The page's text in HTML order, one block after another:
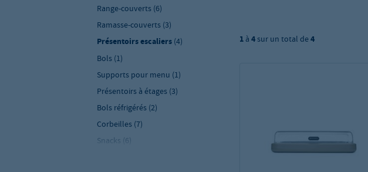
Range-couverts (6)
Ramasse-couverts (3)
Présentoirs escaliers (4)
Bols (1)
Supports pour menu (1)
Présentoirs à étages (3)
Bols réfrigérés (2)
Corbeilles (7)
Snacks (6)
1 à 4 sur un total de4